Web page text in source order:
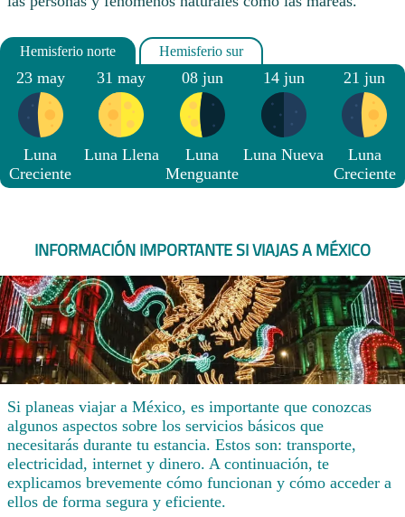
23 may
Luna
Creciente
31 may
Luna Llena
08 jun
Luna
Menguante
14 jun
Luna Nueva
21 jun
Luna
Creciente
INFORMACIÓN IMPORTANTE SI VIAJAS A MÉXICO
Si planeas viajar a México, es importante que conozcas
algunos aspectos sobre los servicios básicos que
necesitarás durante tu estancia. Estos son: transporte,
electricidad, internet y dinero. A continuación, te
explicamos brevemente cómo funcionan y cómo acceder a
ellos de forma segura y eficiente.